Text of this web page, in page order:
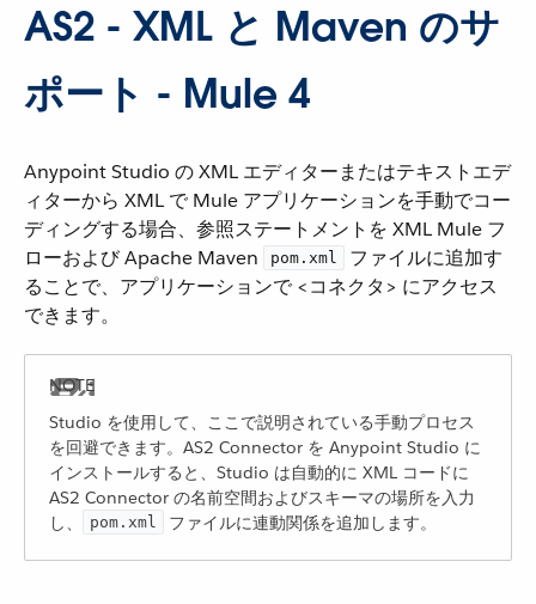
AS2 - XML と Maven のサ
ポート - Mule 4
Anypoint Studio の XML エディターまたはテキストエデ
ィターから XML で Mule アプリケーションを手動でコー
ディングする場合、参照ステートメントを XML Mule フ
ローおよび Apache Maven
pom.xml
​ ファイルに追加す
ることで、アプリケーションで <コネクタ> にアクセス
できます。
Studio を使用して、ここで説明されている手動プロセス
を回避できます。AS2 Connector を Anypoint Studio に
インストールすると、Studio は自動的に XML コードに
AS2 Connector の名前空間およびスキーマの場所を入力
し、
pom.xml ​ ファイルに連動関係を追加します。